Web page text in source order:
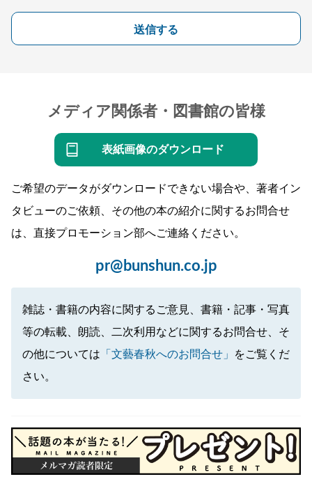
送信する
メディア関係者・図書館の皆様
表紙画像のダウンロード
ご希望のデータがダウンロードできない場合や、著者イン
タビューのご依頼、その他の本の紹介に関するお問合せ
は、直接プロモーション部へご連絡ください。
pr@bunshun.co.jp
雑誌・書籍の内容に関するご意見、書籍・記事・写真
等の転載、朗読、二次利用などに関するお問合せ、そ
の他については 「文藝春秋へのお問合せ」
をご覧くだ
さい。